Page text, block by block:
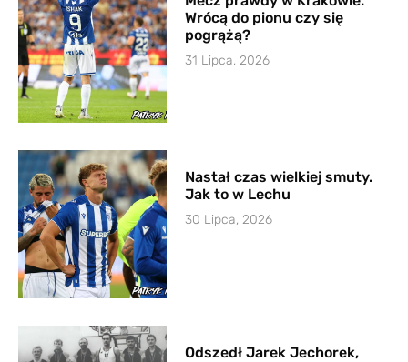
Wrócą do pionu czy się
pogrążą?
31 Lipca, 2026
Nastał czas wielkiej smuty.
Jak to w Lechu
30 Lipca, 2026
Odszedł Jarek Jechorek,